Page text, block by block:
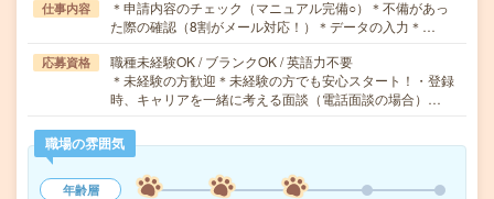
仕事内容
＊申請内容のチェック（マニュアル完備○）＊不備があっ
た際の確認（8割がメール対応！）＊データの入力＊…
応募資格
職種未経験OK / ブランクOK / 英語力不要
＊未経験の方歓迎＊未経験の方でも安心スタート！・登録
時、キャリアを一緒に考える面談（電話面談の場合）…
職場の雰囲気
年齢層